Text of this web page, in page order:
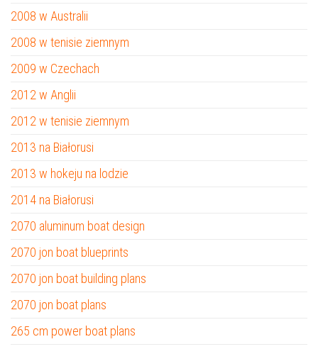
2008 w Australii
2008 w tenisie ziemnym
2009 w Czechach
2012 w Anglii
2012 w tenisie ziemnym
2013 na Białorusi
2013 w hokeju na lodzie
2014 na Białorusi
2070 aluminum boat design
2070 jon boat blueprints
2070 jon boat building plans
2070 jon boat plans
265 cm power boat plans